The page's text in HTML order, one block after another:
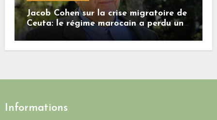
Jacob Cohen sur la crise migratoire de
Ceuta: le régime marocain a perdu une
bonne part de sa crédibilité vis-à-vis
de l’Union européenne
Informations